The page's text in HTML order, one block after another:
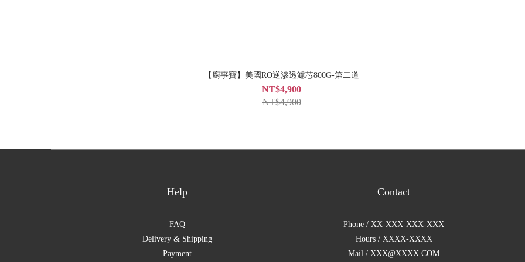
【廚事寶】美國RO逆滲透濾芯800G-第二道
NT$4,900
NT$4,900
Help
FAQ
Delivery & Shipping
Payment
Contact
Phone / XX-XXX-XXX-XXX
Hours / XXXX-XXXX
Mail / XXX@XXXX.COM